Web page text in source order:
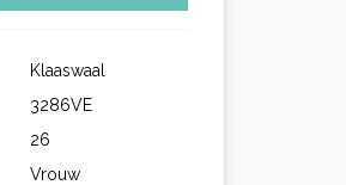
Klaaswaal
3286VE
26
Vrouw